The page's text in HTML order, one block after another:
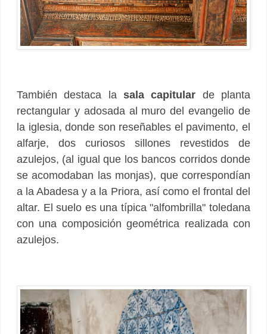
También destaca la sala capitular de planta
rectangular y adosada al muro del evangelio de
la iglesia, donde son reseñables el pavimento, el
alfarje, dos curiosos sillones revestidos de
azulejos, (al igual que los bancos corridos donde
se acomodaban las monjas), que correspondían
a la Abadesa y a la Priora, así como el frontal del
altar. El suelo es una típica "alfombrilla" toledana
con una composición geométrica realizada con
azulejos.